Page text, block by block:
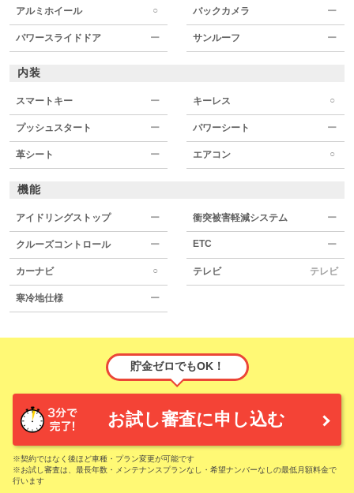
アルミホイール ○ バックカメラ ー
パワースライドドア ー サンルーフ ー
内装
スマートキー ー キーレス ○
プッシュスタート ー パワーシート ー
革シート ー エアコン ○
機能
アイドリングストップ ー 衝突被害軽減システム ー
クルーズコントロール ー ETC ー
カーナビ ○ テレビ テレビ
寒冷地仕様 ー
貯金ゼロでもOK！
お試し審査に申し込む
※契約ではなく後ほど車種・プラン変更が可能です
※お試し審査は、最長年数・メンテナンスプランなし・希望ナンバーなしの最低月額料金で
行います